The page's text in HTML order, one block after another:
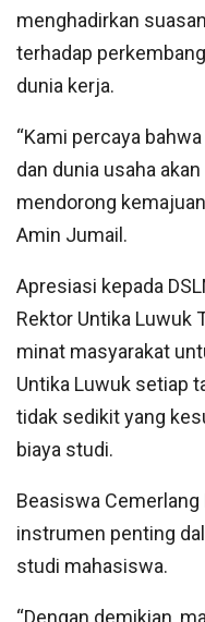
menghadirkan
terhadap
dunia kerja.
“Kami percaya
dan dunia usaha
mendorong
Amin Jumail.
Apresiasi kepada
Rektor Untika Luwuk
minat masyarakat
Untika Luwuk setiap
tidak sedikit yang
biaya studi.
Beasiswa Cemerlang
instrumen penting
studi mahasiswa.
“Dengan demikian,